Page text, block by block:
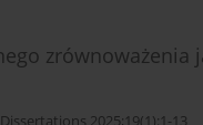
2025;19(1):1-13